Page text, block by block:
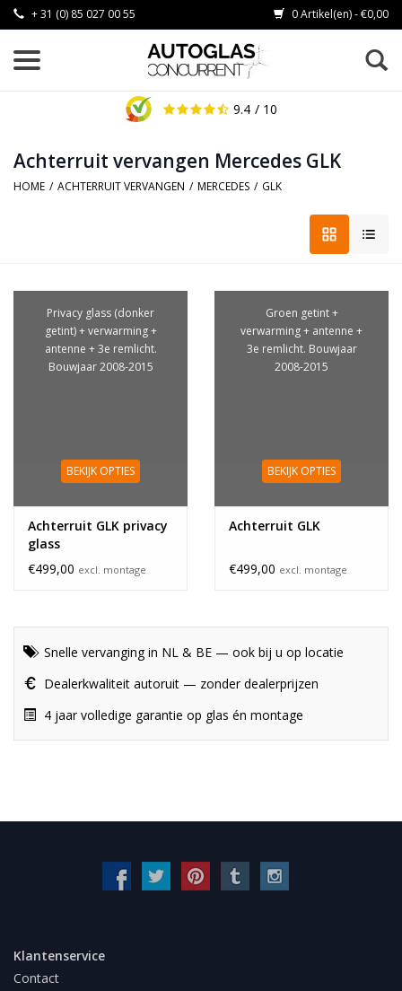
+ 31 (0) 85 027 00 55 0 Artikel(en) - €0,00
9.4 / 10
Achterruit vervangen Mercedes GLK
HOME / ACHTERRUIT VERVANGEN / MERCEDES / GLK
Privacy glass (donker
getint) + verwarming +
antenne + 3e remlicht.
Bouwjaar 2008-2015
BEKIJK OPTIES
Achterruit GLK privacy
glass
€499,00 excl. montage
Groen getint +
verwarming + antenne +
3e remlicht. Bouwjaar
2008-2015
BEKIJK OPTIES
Achterruit GLK
€499,00 excl. montage
Snelle vervanging in NL & BE — ook bij u op locatie
Dealerkwaliteit autoruit — zonder dealerprijzen
4 jaar volledige garantie op glas én montage
Klantenservice
Contact